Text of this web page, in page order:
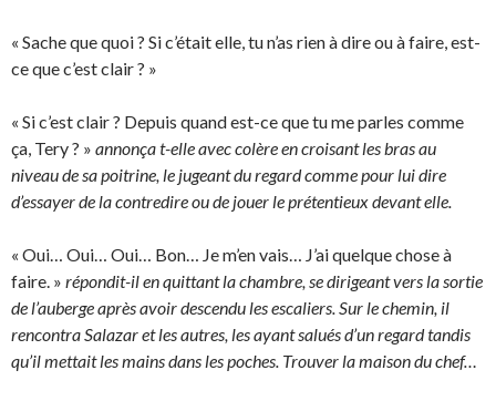
« Sache que quoi ? Si c’était elle, tu n’as rien à dire ou à faire, est-
ce que c’est clair ? »
« Si c’est clair ? Depuis quand est-ce que tu me parles comme
ça, Tery ? » annonça t-elle avec colère en croisant les bras au
niveau de sa poitrine, le jugeant du regard comme pour lui dire
d’essayer de la contredire ou de jouer le prétentieux devant elle.
« Oui… Oui… Oui… Bon… Je m’en vais… J’ai quelque chose à
faire. » répondit-il en quittant la chambre, se dirigeant vers la sortie
de l’auberge après avoir descendu les escaliers. Sur le chemin, il
rencontra Salazar et les autres, les ayant salués d’un regard tandis
qu’il mettait les mains dans les poches. Trouver la maison du chef…